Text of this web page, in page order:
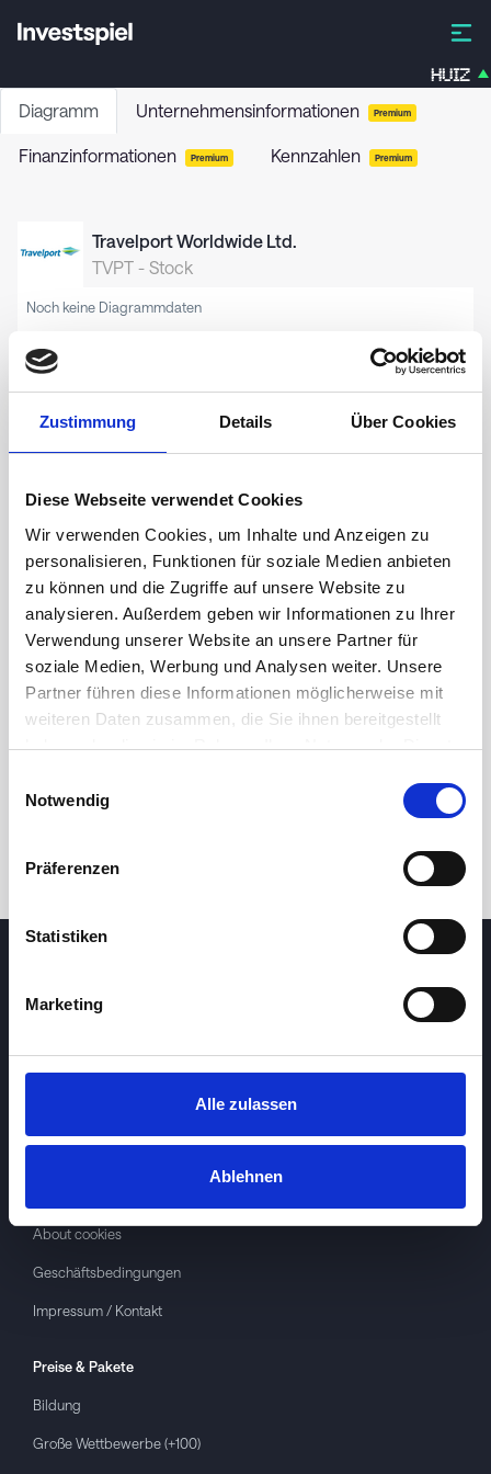
Zustimmung Details Über Cookies
Diese Webseite verwendet Cookies
Wir verwenden Cookies, um Inhalte und Anzeigen zu
personalisieren, Funktionen für soziale Medien anbieten
zu können und die Zugriffe auf unsere Website zu
analysieren. Außerdem geben wir Informationen zu Ihrer
Verwendung unserer Website an unsere Partner für
soziale Medien, Werbung und Analysen weiter. Unsere
Partner führen diese Informationen möglicherweise mit
weiteren Daten zusammen, die Sie ihnen bereitgestellt
haben oder die sie im Rahmen Ihrer Nutzung der Dienste
Notwendig
Präferenzen
Statistiken
Marketing
Alle zulassen
Ablehnen
HUIZ
Diagramm Unternehmensinformationen Premium
Finanzinformationen Premium Kennzahlen Premium
Travelport Worldwide Ltd.
TVPT - Stock
Noch keine Diagrammdaten
24 Std. 1M 3M 1J 5J
About cookies
Geschäftsbedingungen
Impressum / Kontakt
Preise & Pakete
Bildung
Große Wettbewerbe (+100)